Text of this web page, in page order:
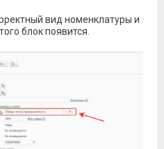
вид номенклатуры и
блок появится.